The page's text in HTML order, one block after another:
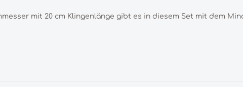
mit 20 cm Klingenlänge gibt es in diesem Set mit dem